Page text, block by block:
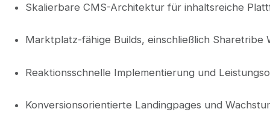
Skalierbare CMS-Architektur für inhaltsreiche
Marktplatz-fähige Builds, einschließlich
Reaktionsschnelle Implementierung und
Konversionsorientierte Landingpages und